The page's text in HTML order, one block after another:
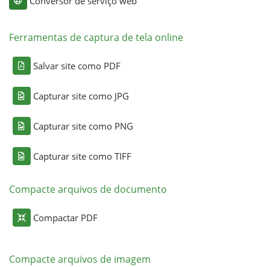
Ferramentas de captura de tela online
Salvar site como PDF
Capturar site como JPG
Capturar site como PNG
Capturar site como TIFF
Compacte arquivos de documento
Compactar PDF
Compacte arquivos de imagem